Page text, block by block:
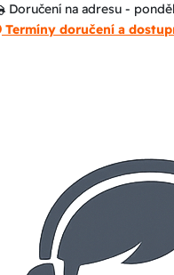
Doručení na adresu -
Termíny doručení a